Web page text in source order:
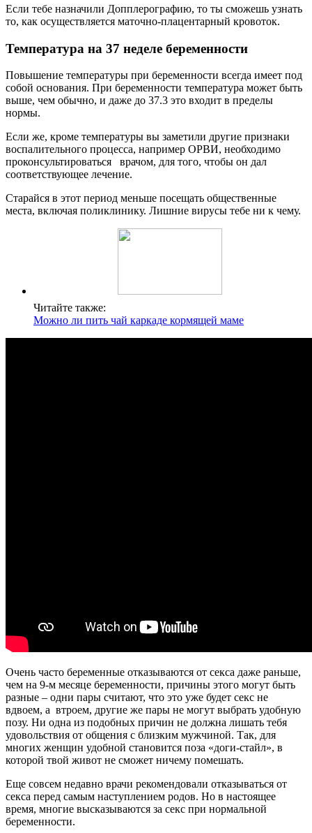
Если тебе назначили Допплерографию, то ты сможешь узнать
то, как осуществляется маточно-плацентарный кровоток.
Температура на 37 неделе беременности
Повышение температуры при беременности всегда имеет под
собой основания. При беременности температура может быть
выше, чем обычно, и даже до 37.3 это входит в пределы
нормы.
Если же, кроме температуры вы заметили другие признаки
воспалительного процесса, например ОРВИ, необходимо
проконсультироваться врачом, для того, чтобы он дал
соответствующее лечение.
Старайся в этот период меньше посещать общественные
места, включая поликлинику. Лишние вирусы тебе ни к чему.
Читайте также:
Можно ли пить чай каркаде кормящей маме
Очень часто беременные отказываются от секса даже раньше,
чем на 9-м месяце беременности, причины этого могут быть
разные – одни пары считают, что это уже будет секс не
вдвоем, а втроем, другие же пары не могут выбрать удобную
позу. Ни одна из подобных причин не должна лишать тебя
удовольствия от общения с близким мужчиной. Так, для
многих женщин удобной становится поза «доги-стайл», в
которой твой живот не сможет ничему помешать.
Еще совсем недавно врачи рекомендовали отказываться от
секса перед самым наступлением родов. Но в настоящее
время, многие высказываются за секс при нормальной
беременности.